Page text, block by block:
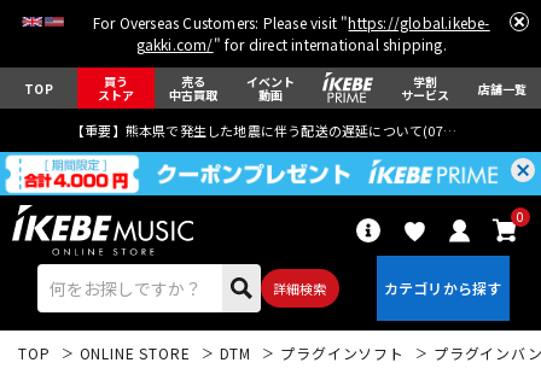
For Overseas Customers: Please visit "https://global.ikebe-
gakki.com/" for direct international shipping.
TOP 買う
ストア
売る
中古買取
イベント
動画
学割
サービス 店舗一覧
【重要】熊本県で発生した地震に伴う配送の遅延について(07月29日
詳細検索
0
TOP ONLINE STORE DTM プラグインソフト プラグインバ